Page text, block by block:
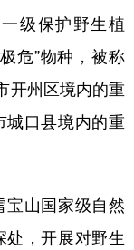
级保护野生植
危”物种，被称
开州区境内的重
口县境内的重
山国家级自然
，开展对野生